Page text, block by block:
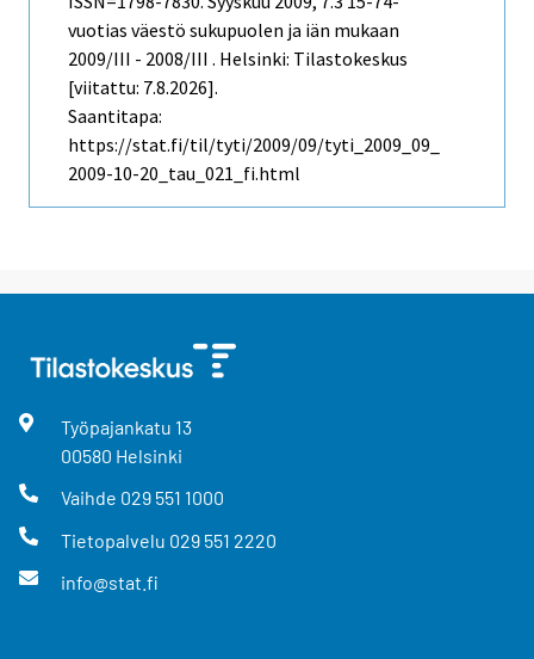
vuotias väestö sukupuolen ja iän mukaan
2009/III - 2008/III . Helsinki: Tilastokeskus
[viitattu: 7.8.2026].
Saantitapa:
https://stat.fi/til/tyti/2009/09/tyti_2009_09_
2009-10-20_tau_021_fi.html
Työpajankatu 13
00580 Helsinki
Vaihde 029 551 1000
Tietopalvelu 029 551 2220
info@stat.fi